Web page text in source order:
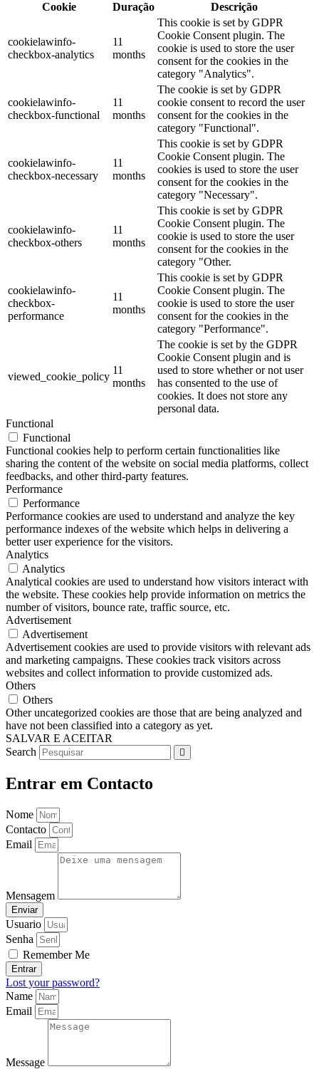
Cookie
Duração Descrição
cookielawinfo-
checkbox-analytics
11
months
This cookie is set by GDPR
Cookie Consent plugin. The
cookie is used to store the user
consent for the cookies in the
category "Analytics".
cookielawinfo-
checkbox-functional
11
months
The cookie is set by GDPR
cookie consent to record the user
consent for the cookies in the
category "Functional".
cookielawinfo-
checkbox-necessary
11
months
This cookie is set by GDPR
Cookie Consent plugin. The
cookies is used to store the user
consent for the cookies in the
category "Necessary".
cookielawinfo-
checkbox-others
11
months
This cookie is set by GDPR
Cookie Consent plugin. The
cookie is used to store the user
consent for the cookies in the
category "Other.
cookielawinfo-
checkbox-
performance
11
months
This cookie is set by GDPR
Cookie Consent plugin. The
cookie is used to store the user
consent for the cookies in the
category "Performance".
viewed_cookie_policy
11
months
The cookie is set by the GDPR
Cookie Consent plugin and is
used to store whether or not user
has consented to the use of
cookies. It does not store any
personal data.
Functional
Functional
Functional cookies help to perform certain functionalities like
sharing the content of the website on social media platforms, collect
feedbacks, and other third-party features.
Performance
Performance
Performance cookies are used to understand and analyze the key
performance indexes of the website which helps in delivering a
better user experience for the visitors.
Analytics
Analytics
Analytical cookies are used to understand how visitors interact with
the website. These cookies help provide information on metrics the
number of visitors, bounce rate, traffic source, etc.
Advertisement
Advertisement
Advertisement cookies are used to provide visitors with relevant ads
and marketing campaigns. These cookies track visitors across
websites and collect information to provide customized ads.
Others
Others
Other uncategorized cookies are those that are being analyzed and
have not been classified into a category as yet.
SALVAR E ACEITAR
Search
Entrar em Contacto
Nome
Contacto
Email
Mensagem
Enviar
Usuario
Senha
Remember Me
Entrar
Lost your password?
Name
Email
Message